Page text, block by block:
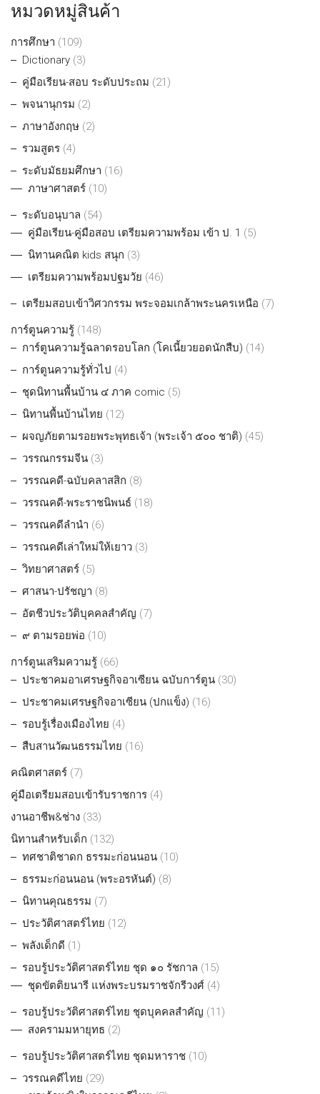
หมวดหมู่สินค้า
การศึกษา (109)
Dictionary (3)
คู่มือเรียน-สอบ ระดับประถม (21)
พจนานุกรม (2)
ภาษาอังกฤษ (2)
รวมสูตร (4)
ระดับมัธยมศึกษา (16)
ภาษาศาสตร์ (10)
ระดับอนุบาล (54)
คู่มือเรียน-คู่มือสอบ เตรียมความพร้อม เข้า ป. 1 (5)
นิทานคณิต kids สนุก (3)
เตรียมความพร้อมปฐมวัย (46)
เตรียมสอบเข้าวิศวกรรม พระจอมเกล้าพระนครเหนือ (7)
การ์ตูนความรู้ (148)
การ์ตูนความรู้ฉลาดรอบโลก (โคเนี้ยวยอดนักสืบ) (14)
การ์ตูนความรู้ทั่วไป (4)
ชุดนิทานพื้นบ้าน ๔ ภาค comic (5)
นิทานพื้นบ้านไทย (12)
ผจญภัยตามรอยพระพุทธเจ้า (พระเจ้า ๕๐๐ ชาติ) (45)
วรรณกรรมจีน (3)
วรรณคดี-ฉบับคลาสสิก (8)
วรรณคดี-พระราชนิพนธ์ (18)
วรรณคดีลำนำ (6)
วรรณคดีเล่าใหม่ให้เยาว (3)
วิทยาศาสตร์ (5)
ศาสนา-ปรัชญา (8)
อัตชีวประวัติบุคคลสำคัญ (7)
๙ ตามรอยพ่อ (10)
การ์ตูนเสริมความรู้ (66)
ประชาคมอาเศรษฐกิจอาเซียน ฉบับการ์ตูน (30)
ประชาคมเศรษฐกิจอาเซียน (ปกแข็ง) (16)
รอบรู้เรื่องเมืองไทย (4)
สืบสานวัฒนธรรมไทย (16)
คณิตศาสตร์ (7)
คู่มือเตรียมสอบเข้ารับราชการ (4)
งานอาชีพ&ช่าง (33)
นิทานสำหรับเด็ก (132)
ทศชาติชาดก ธรรมะก่อนนอน (10)
ธรรมะก่อนนอน (พระอรหันต์) (8)
นิทานคุณธรรม (7)
ประวัติศาสตร์ไทย (12)
พลังเด็กดี (1)
รอบรู้ประวัติศาสตร์ไทย ชุด ๑๐ รัชกาล (15)
ชุดขัตติยนารี แห่งพระบรมราชจักรีวงศ์ (4)
รอบรู้ประวัติศาสตร์ไทย ชุดบุคคลสำคัญ (11)
สงครามมหายุทธ (2)
รอบรู้ประวัติศาสตร์ไทย ชุดมหาราช (10)
วรรณคดีไทย (29)